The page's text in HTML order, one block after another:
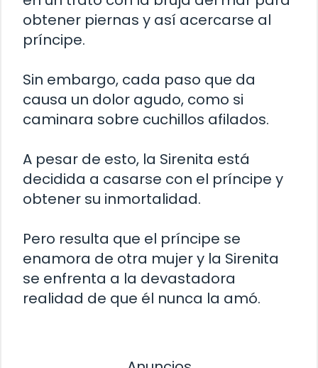
obtener piernas y así acercarse al
príncipe.
Sin embargo, cada paso que da
causa un dolor agudo, como si
caminara sobre cuchillos afilados.
A pesar de esto, la Sirenita está
decidida a casarse con el príncipe y
obtener su inmortalidad.
Pero resulta que el príncipe se
enamora de otra mujer y la Sirenita
se enfrenta a la devastadora
realidad de que él nunca la amó.